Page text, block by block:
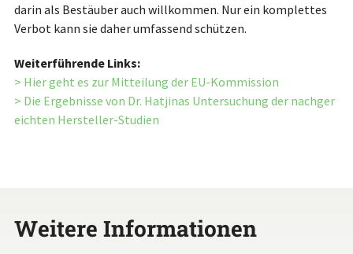
darin als Bestäuber auch willkommen. Nur ein komplettes
Verbot kann sie daher umfassend schützen.
Weiterführende Links:
> Hier geht es zur Mitteilung der EU-Kommission
> Die Ergebnisse von Dr. Hatjinas Untersuchung der nachger
eichten Hersteller-Studien
Weitere Informationen